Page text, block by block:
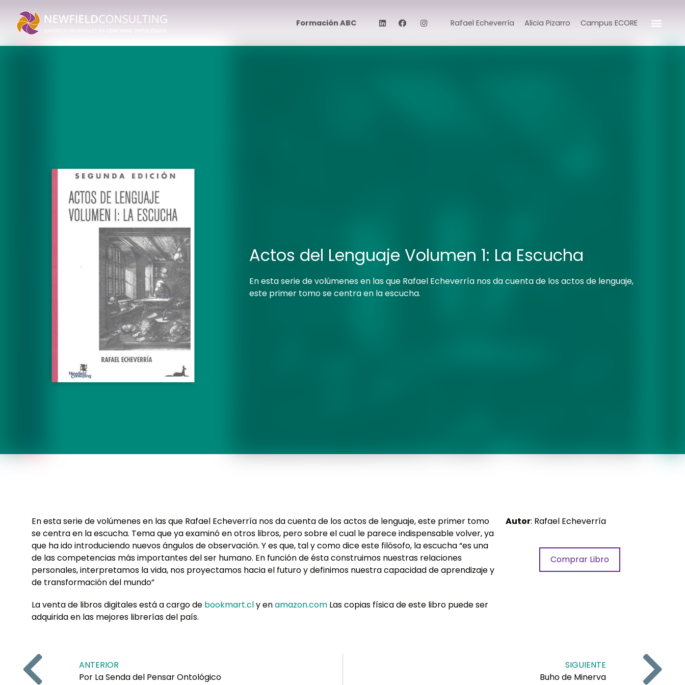
Formación ABC Rafael Echeverría Alicia Pizarro Campus ECORE
Actos del Lenguaje Volumen 1: La Escucha
En esta serie de volúmenes en las que Rafael Echeverría nos da cuenta de los actos de lenguaje,
este primer tomo se centra en la escucha.
En esta serie de volúmenes en las que Rafael Echeverría nos da cuenta de los actos de lenguaje, este primer tomo
se centra en la escucha. Tema que ya examinó en otros libros, pero sobre el cual le parece indispensable volver, ya
que ha ido introduciendo nuevos ángulos de observación. Y es que, tal y como dice este filósofo, la escucha “es una
de las competencias más importantes del ser humano. En función de ésta construimos nuestras relaciones
personales, interpretamos la vida, nos proyectamos hacia el futuro y definimos nuestra capacidad de aprendizaje y
de transformación del mundo”
La venta de libros digitales está a cargo de bookmart.cly enamazon.com Las copias física de este libro puede ser
adquirida en las mejores librerías del país.
Autor: Rafael Echeverría
Comprar Libro
ANTERIOR
Por La Senda del Pensar Ontológico
SIGUIENTE
Buho de Minerva